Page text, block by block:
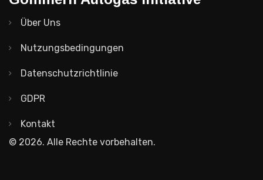
Über Uns
Nutzungsbedingungen
Datenschutzrichtlinie
GDPR
Kontakt
© 2026. Alle Rechte vorbehalten.